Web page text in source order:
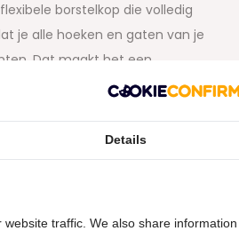
borstelkop die volledig
je alle hoeken en gaten van je
Dat maakt het een
vaste protheses, slotjes,
kom je er. Gebruik deze
bloedend tandvlees,
Details
traffic. We also share information